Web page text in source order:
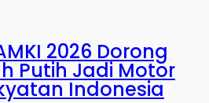
2026 Dorong
Putih Jadi Motor
Indonesia